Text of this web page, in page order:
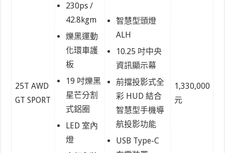
25T AWD
GT SPORT
230ps /
42.8kgm
爍黑運動
化環車護
板
19 吋爍黑
星芒分割
式鋁圈
LED 室內
燈
智慧型頭燈
ALH
10.25 吋中央
資訊顯示幕
前擋投影式全
彩 HUD 結合
智慧型手機導
航投影功能
USB Type-C
1,330,000
元